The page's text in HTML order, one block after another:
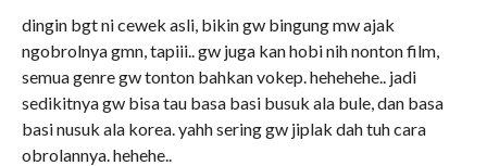
dingin bgt ni cewek asli, bikin gw bingung mw ajak
ngobrolnya gmn, tapiii.. gw juga kan hobi nih nonton film,
semua genre gw tonton bahkan vokep. hehehehe.. jadi
sedikitnya gw bisa tau basa basi busuk ala bule, dan basa
basi nusuk ala korea. yahh sering gw jiplak dah tuh cara
obrolannya. hehehe..